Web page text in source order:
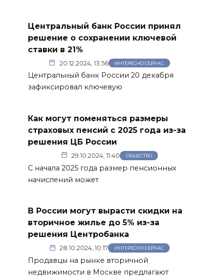
Центральный банк России принял
решение о сохранении ключевой
ставки в 21%
20.12.2024, 13:56 ИНТЕРЕСНО СЕЙЧАС
Центральный банк России 20 декабря
зафиксировал ключевую
Как могут поменяться размеры
страховых пенсий с 2025 года из-за
решения ЦБ России
29.10.2024, 11:40 ОБЩЕСТВО
С начала 2025 года размер пенсионных
начислений может
В России могут вырасти скидки на
вторичное жилье до 5% из-за
решения Центробанка
28.10.2024, 10:17 ИНТЕРЕСНО СЕЙЧАС
Продавцы на рынке вторичной
недвижимости в Москве предлагают